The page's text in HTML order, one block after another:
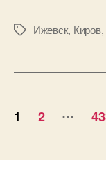
МеткиИжевск, Киров,
1 2 …